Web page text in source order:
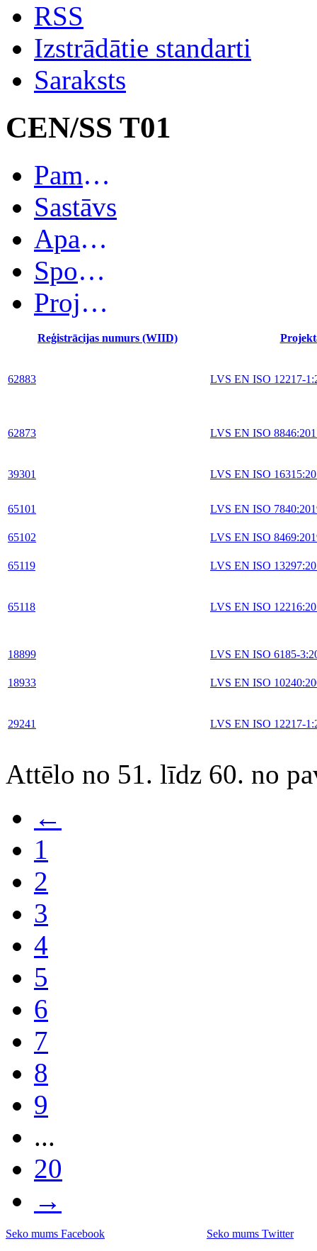
RSS
Izstrādātie standarti
Saraksts
CEN/SS T01
Pamatinformācija
Sastāvs
Apakškomitejas
Spoguļkomitejas
Projekti
Reģistrācijas numurs (WIID)
62883 LVS EN ISO 12217-
62873 LVS EN ISO
39301 LVS EN ISO
65101 LVS EN ISO
65102 LVS EN ISO
65119 LVS EN ISO
65118 LVS EN ISO
18899 LVS EN ISO 6185-
18933 LVS EN ISO
29241 LVS EN ISO 12217-
Attēlo no 51. līdz 60. no
←
1
2
3
4
5
6
7
8
9
...
20
→
Seko mums Facebook Seko mums Twitter